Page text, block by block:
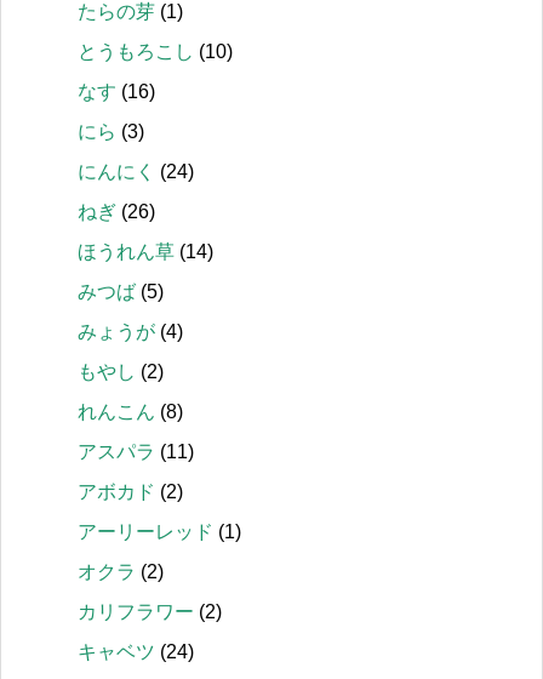
たらの芽 (1)
とうもろこし (10)
なす (16)
にら (3)
にんにく
(24)
ねぎ (26)
ほうれん草 (14)
みつば (5)
みょうが (4)
もやし (2)
れんこん (8)
アスパラ (11)
アボカド (2)
アーリーレッド (1)
オクラ (2)
カリフラワー (2)
キャベツ (24)